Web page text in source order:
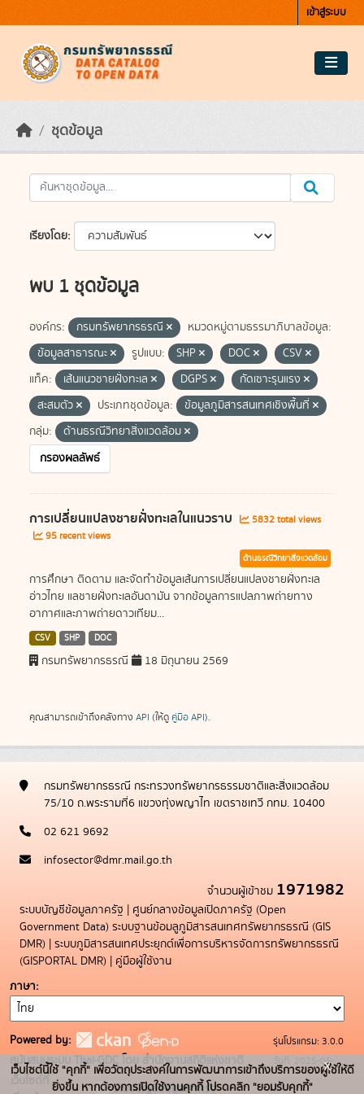
เข้าสู่ระบบ
ชุดข้อมูล
เรียงโดย
พบ 1 ชุดข้อมูล
องค์กร: กรมทรัพยากรธรณี
หมวดหมู่ตามธรรมาภิบาลข้อมูล:
ข้อมูลสาธารณะ
รูปแบบ: SHP DOC
CSV
แท็ค:
เส้นแนวชายฝั่งทะเล DGPS
กัดเซาะรุนแรง
สะสมตัว
ประเภทชุดข้อมูล:
ข้อมูลภูมิสารสนเทศเชิงพื้นที่
กลุ่ม:
ด้านธรณีวิทยาสิ่งแวดล้อม
กรองผลลัพธ์
การเปลี่ยนแปลงชายฝั่งทะเลในแนวราบ
5832 total views
95 recent views
ด้านธรณีวิทยาสิ่งแวดล้อม
การศึกษา ติดตาม และจัดทำข้อมูลเส้นการเปลี่ยนแปลงชายฝั่งทะเล
อ่าวไทย แลชายฝั่งทะเลอันดามัน จากข้อมูลการแปลภาพถ่ายทาง
อากาศและภาพถ่ายดาวเทียม...
CSV SHP DOC
กรมทรัพยากรธรณี 18 มิถุนายน 2569
คุณสามารถเข้าถึงคลังทาง API (ให้ดู คู่มือ API).
กรมทรัพยากรธรณี กระทรวงทรัพยากรธรรมชาติและสิ่งแวดล้อม
75/10 ถ.พระรามที่6 แขวงทุ่งพญาไท เขตราชเทวี กทม. 10400
02 621 9692
infosector@dmr.mail.go.th
จำนวนผู้เข้าชม 1971982
ระบบบัญชีข้อมูลภาครัฐ | ศูนย์กลางข้อมูลเปิดภาครัฐ (Open
Government Data) ระบบฐานข้อมลูภูมิสารสนเทศทรัพยากรธรณี (GIS
DMR) | ระบบภูมิสารสนเทศประยุกต์เพื่อการบริหารจัดการทรัพยากรธรณี
(GISPORTAL DMR) | คู่มือผู้ใช้งาน
ภาษา
Powered by:
สนับสนุนระบบ Thai-GDC โดย สำนักงานสถิติแห่งชาติ
เว็บไซต์ที่
ระบบบัญชีข้อมูลภาครัฐ
รุ่นโปรแกรม: 3.0.0
วันที่: 2025-05-
19
เว็บไซต์นี้ใช้ "คุกกี้" เพื่อวัตถุประสงค์ในการพัฒนาการเข้าถึงบริการของผู้ใช้ให้ดี
ยิ่งขึ้น หากต้องการเปิดใช้งานคุกกี้ โปรดคลิก "ยอมรับคุกกี้"
x